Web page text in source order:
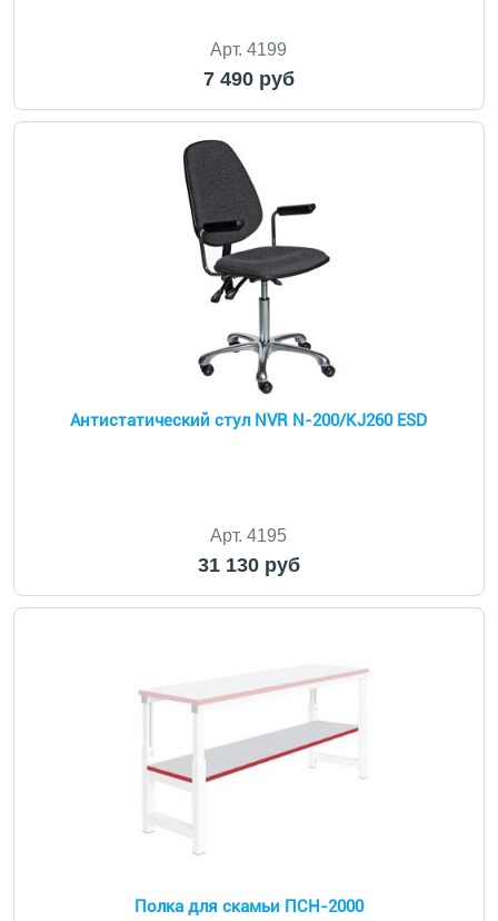
Арт. 4199
7 490 руб
Антистатический стул NVR N-200/KJ260 ESD
Арт. 4195
31 130 руб
Полка для скамьи ПСН-2000